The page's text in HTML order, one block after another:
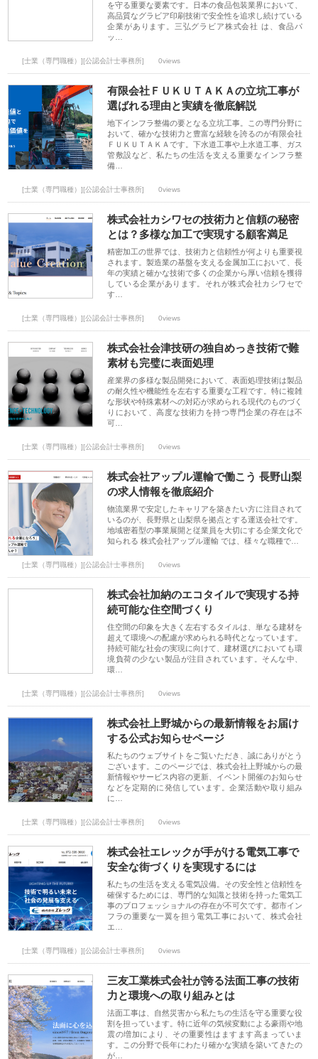
を守る重要な要素です。日本の食品包装業界において、
高品質なグラビア印刷技術で安全性を追求し続けている
企業があります。三弘グラビア株式会社 は、食品パ
ッ…
[士業（専門職種）][公認会計士事務所] 0views
有限会社ＦＵＫＵＴＡＫＡの立坑工事が
選ばれる理由と実績を徹底解説
地下インフラ整備の要となる立坑工事。この専門分野に
おいて、確かな技術力と豊富な経験を誇るのが有限会社
ＦＵＫＵＴＡＫＡです。下水道工事や上水道工事、ガス
管敷設など、私たちの生活を支える重要なインフラ整
備…
[士業（専門職種）][公認会計士事務所] 0views
株式会社カシワセの技術力と信頼の秘密
とは？多様な加工で実現する顧客満足
精密加工の世界では、技術力と信頼性が何よりも重要視
されます。製造業の基盤を支える金属加工において、長
年の実績と確かな技術で多くの企業から厚い信頼を獲得
している企業があります。それが株式会社カシワセで
す…
[士業（専門職種）][公認会計士事務所] 0views
株式会社会津技研の独自めっき技術で難
素材も完璧に表面処理
産業界の多様な製品開発において、表面処理技術は製品
の耐久性や機能性を左右する重要な工程です。特に複雑
な形状や特殊素材への対応が求められる現代のものづく
りにおいて、高度な技術力を持つ専門企業の存在は不
可…
[士業（専門職種）][公認会計士事務所] 0views
株式会社アップル運輸で働こう 長野山梨
の求人情報を徹底紹介
物流業界で安定したキャリアを築きたい方に注目されて
いるのが、長野県と山梨県を拠点とする運送会社です。
地域密着型の事業展開と従業員を大切にする企業文化で
知られる 株式会社アップル運輸 では、様々な職種で…
[士業（専門職種）][公認会計士事務所] 0views
株式会社加納のエコタイルで実現する持
続可能な住空間づくり
住空間の印象を大きく左右するタイルは、単なる建材を
超えて環境への配慮が求められる時代となっています。
持続可能な社会の実現に向けて、建材選びにおいても環
境負荷の少ない製品が注目されています。そんな中、
環…
[士業（専門職種）][公認会計士事務所] 0views
株式会社上野城からの最新情報をお届け
する公式お知らせページ
私たちのウェブサイトをご覧いただき、誠にありがとう
ございます。このページでは、株式会社上野城からの最
新情報やサービス内容の更新、イベント開催のお知らせ
などを定期的に発信しています。企業活動や取り組み
に…
[士業（専門職種）][公認会計士事務所] 0views
株式会社エレックが手がける電気工事で
安全な街づくりを実現するには
私たちの生活を支える電気設備。その安全性と信頼性を
確保するためには、専門的な知識と技術を持った電気工
事のプロフェッショナルの存在が不可欠です。都市イン
フラの重要な一翼を担う電気工事において、株式会社
エ…
[士業（専門職種）][公認会計士事務所] 0views
三友工業株式会社が誇る法面工事の技術
力と環境への取り組みとは
法面工事は、自然災害から私たちの生活を守る重要な役
割を担っています。特に近年の気候変動による豪雨や地
震の増加により、その重要性はますます高まっていま
す。この分野で長年にわたり確かな実績を築いてきたの
が…